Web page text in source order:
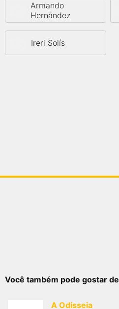
Armando
Hernández
Ireri Solís
Você também pode gostar de
A Odisseia